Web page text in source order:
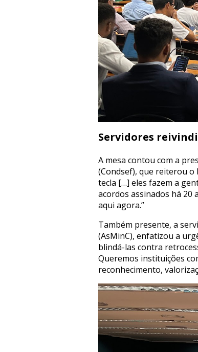
Servidores
A mesa contou com a
(Condsef), que reiterou o
tecla […] eles fazem a
acordos assinados há 20
aqui agora.”
Também presente, a
(AsMinC), enfatizou a
blindá-las contra
Queremos instituições
reconhecimento,